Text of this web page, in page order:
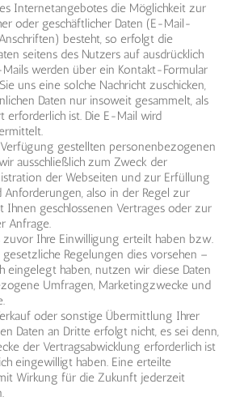
Internetangebotes die Möglichkeit zur
oder geschäftlicher Daten (E-Mail-
besteht, so erfolgt die
seitens des Nutzers auf ausdrücklich
Mails werden über ein Kontakt-Formular
uns eine solche Nachricht zuschicken,
Daten nur insoweit gesammelt, als
erforderlich ist. Die E-Mail wird
gestellten personenbezogenen
ausschließlich zum Zweck der
der Webseiten und zur Erfüllung
Anforderungen, also in der Regel zur
Ihnen geschlossenen Vertrages oder zur
Anfrage.
zuvor Ihre Einwilligung erteilt haben bzw.
Regelungen dies vorsehen –
eingelegt haben, nutzen wir diese Daten
Umfragen, Marketingzwecke und
oder sonstige Übermittlung Ihrer
Daten an Dritte erfolgt nicht, es sei denn,
der Vertragsabwicklung erforderlich ist
eingewilligt haben. Eine erteilte
Wirkung für die Zukunft jederzeit